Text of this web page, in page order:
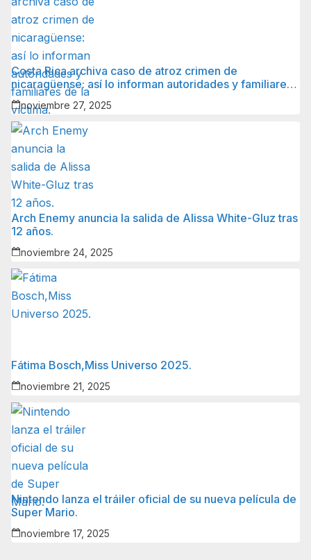
Costa Rica archiva caso de atroz crimen de
nicaragüense: así lo informan autoridades y familiares
de la víctima.
noviembre 27, 2025
Arch Enemy anuncia la salida de Alissa White-Gluz tras
12 años.
noviembre 24, 2025
Fátima Bosch,Miss Universo 2025.
noviembre 21, 2025
Nintendo lanza el tráiler oficial de su nueva película de
Super Mario.
noviembre 17, 2025